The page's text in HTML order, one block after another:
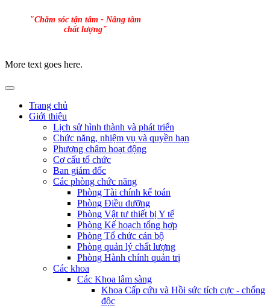
"Chăm sóc tận tâm - Nâng tầm
chất lượng"
More text goes here.
Trang chủ
Giới thiệu
Lịch sử hình thành và phát triển
Chức năng, nhiệm vụ và quyền hạn
Phương châm hoạt động
Cơ cấu tổ chức
Ban giám đốc
Các phòng chức năng
Phòng Tài chính kế toán
Phòng Điều dưỡng
Phòng Vật tư thiết bị Y tế
Phòng Kế hoạch tổng hợp
Phòng Tổ chức cán bộ
Phòng quản lý chất lượng
Phòng Hành chính quản trị
Các khoa
Các Khoa lâm sàng
Khoa Cấp cứu và Hồi sức tích cực - chống
độc